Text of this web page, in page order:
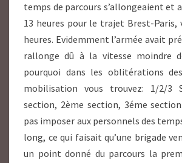
temps de parcours s’allongeaient et
13 heures pour le trajet Brest-Paris,
heures. Evidemment l’armée avait
rallonge dû à la vitesse moindre
pourquoi dans les oblitérations
mobilisation vous trouvez: 1/2/3
section, 2ème section, 3éme
pas imposer aux personnels des
long, ce qui faisait qu’une brigade
un point donné du parcours la